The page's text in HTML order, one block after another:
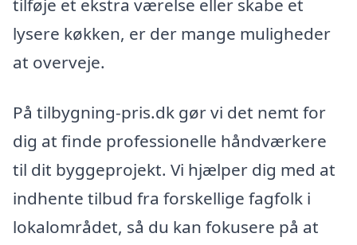
tilføje et ekstra værelse eller skabe et
lysere køkken, er der mange muligheder
at overveje.
På tilbygning-pris.dk gør vi det nemt for
dig at finde professionelle håndværkere
til dit byggeprojekt. Vi hjælper dig med at
indhente tilbud fra forskellige fagfolk i
lokalområdet, så du kan fokusere på at